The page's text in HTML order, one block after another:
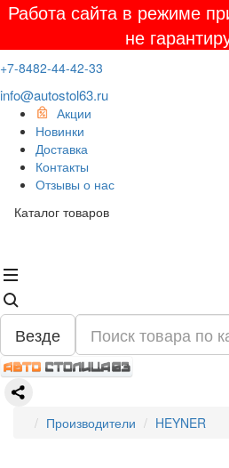
Работа сайта в режиме
не
+7-8482-44-42-33
info@autostol63.ru
Акции
Новинки
Доставка
Контакты
Отзывы о нас
Каталог товаров
Везде
Производители HEYNER